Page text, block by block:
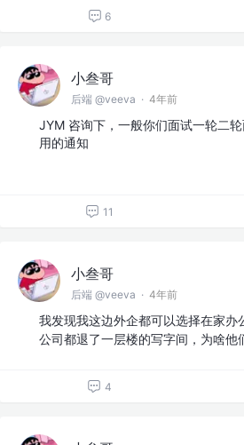
6
小叁哥
后端 @veeva · 4年前
JYM 咨询下，一般你们面试一轮二
用的通知
11
小叁哥
后端 @veeva · 4年前
我发现我这边外企都可以选择在家办
公司都退了一层楼的写字间，为啥他
4